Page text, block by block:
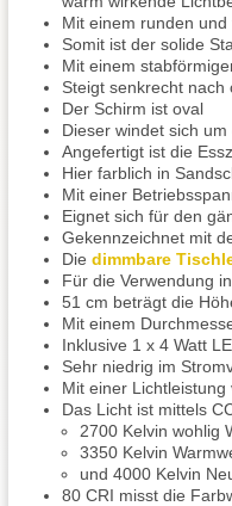
Mit einem runden
Somit ist der solide
Mit einem
Steigt senkrecht nach
Der Schirm ist oval
Dieser windet sich um
Angefertigt ist die
Hier farblich in
Mit einer
Eignet sich für den
Gekennzeichnet mit
Die dimmbare
Für die Verwendung
51 cm beträgt die
Mit einem
Inklusive 1 x 4 Watt
Sehr niedrig im
Mit einer Lichtleistung
Das Licht ist mittels
2700 Kelvin wohlig
3350 Kelvin
und 4000 Kelvin
80 CRI misst die